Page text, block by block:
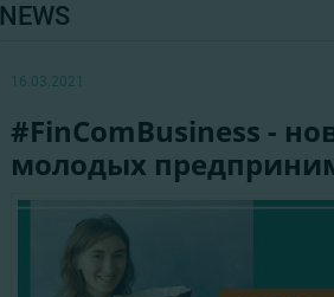
NEWS
16.03.2021
#FinComBusiness -
молодых